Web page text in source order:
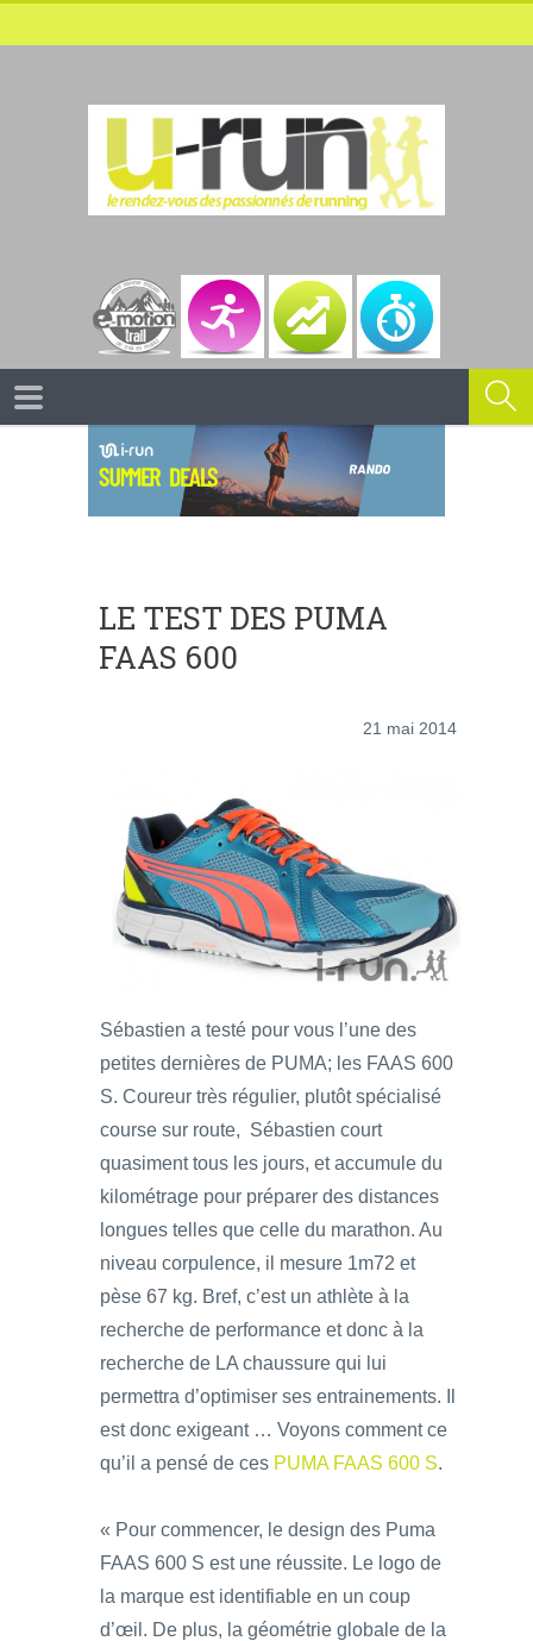
LE TEST DES PUMA
FAAS 600
21 mai 2014
Sébastien a testé pour vous l’une des
petites dernières de PUMA; les FAAS 600
S. Coureur très régulier, plutôt spécialisé
course sur route, Sébastien court
quasiment tous les jours, et accumule du
kilométrage pour préparer des distances
longues telles que celle du marathon. Au
niveau corpulence, il mesure 1m72 et
pèse 67 kg. Bref, c’est un athlète à la
recherche de performance et donc à la
recherche de LA chaussure qui lui
permettra d’optimiser ses entrainements. Il
est donc exigeant … Voyons comment ce
qu’il a pensé de ces PUMA FAAS 600 S.
« Pour commencer, le design des Puma
FAAS 600 S est une réussite. Le logo de
la marque est identifiable en un coup
d’œil. De plus, la géométrie globale de la